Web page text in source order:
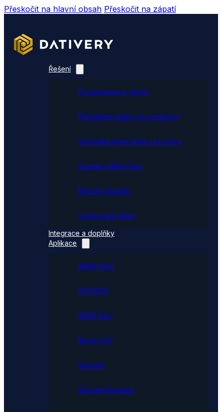
Přeskočit na hlavní obsah Přeskočit na zápatí
Řešení
Propojujeme e-shopy
Přenášíme platby do účetnictví
Automatizujeme data a procesy
Doplňky ABRA Flexi
Mobilní skladník
Vytěžování faktur
Integrace a doplňky
Aplikace
ABRA Flexi
POHODA
ABRA Gen
Money S3
Shoptet
Shoptet Premium